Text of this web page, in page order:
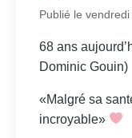
Publié le
68 ans
Dominic Gouin)
«Malgré sa
incroyable»